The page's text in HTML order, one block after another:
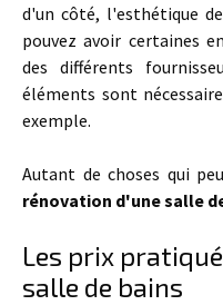
d'un côté, l'esthétique
pouvez avoir certaines
des différents
éléments sont
exemple.
Autant de choses qui
rénovation d'une salle
Les prix
salle de bains